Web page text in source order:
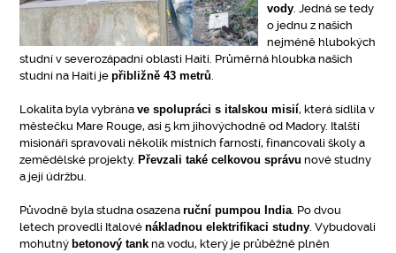
vody. Jedná se tedy
o jednu z našich
nejméně hlubokých
studní v severozápadní oblasti Haiti. Průměrná hloubka našich
studní na Haiti jepřibližně 43 metrů.
Lokalita byla vybránave spolupráci s italskou misií, která sídlila v
městečku Mare Rouge, asi 5 km jihovýchodně od Madory. Italští
misionáři spravovali několik místních farností, financovali školy a
zemědělské projekty. Převzali také celkovou správu nové studny
a její údržbu.
Původně byla studna osazenaruční pumpou India. Po dvou
letech provedli Italovénákladnou elektrifikaci studny. Vybudovali
mohutný betonový tank na vodu, který je průběžně plněn